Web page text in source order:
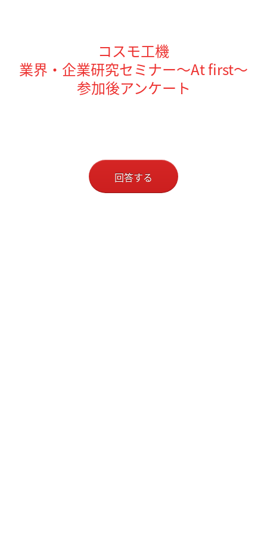
コスモ工機
業界・企業研究セミナー～At first～
参加後アンケート
回答する